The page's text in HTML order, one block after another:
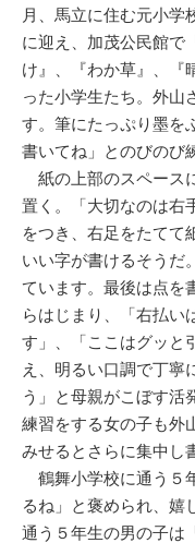
月、馬立に住む元小学
に迎え、加茂公民館で
け』、『わか草』、『
った小学生たち。外山
す。筆にたっぷり墨を
書いてね」とのびのび
紙の上部のスペース
置く。「大切なのは右
をつき、右足をたてて
いい字が書けるそうだ
ています。最後は点を
らはじまり、「右払い
す」、「ここはグッと
え、明るい口調で丁寧
う」と母親がこぼす活
練習をする女の子も外
みせるとさらに集中し
鶴舞小学校に通う５
るね」と褒められ、嬉
通う５年生の男の子は